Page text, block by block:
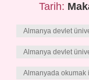
Tarih:
Almanya devlet
Almanya devlet
Almanyada